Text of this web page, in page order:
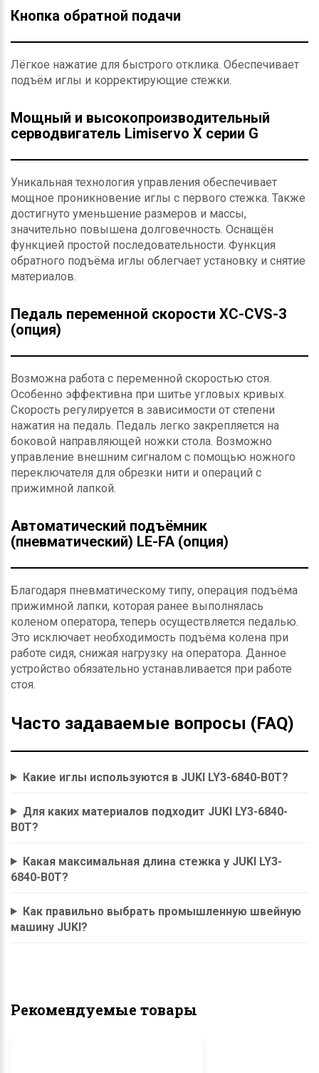
Кнопка обратной подачи
Лёгкое нажатие для быстрого отклика. Обеспечивает
подъём иглы и корректирующие стежки.
Мощный и высокопроизводительный
серводвигатель Limiservo X серии G
Уникальная технология управления обеспечивает
мощное проникновение иглы с первого стежка. Также
достигнуто уменьшение размеров и массы,
значительно повышена долговечность. Оснащён
функцией простой последовательности. Функция
обратного подъёма иглы облегчает установку и снятие
материалов.
Педаль переменной скорости XC-CVS-3
(опция)
Возможна работа с переменной скоростью стоя.
Особенно эффективна при шитье угловых кривых.
Скорость регулируется в зависимости от степени
нажатия на педаль. Педаль легко закрепляется на
боковой направляющей ножки стола. Возможно
управление внешним сигналом с помощью ножного
переключателя для обрезки нити и операций с
прижимной лапкой.
Автоматический подъёмник
(пневматический) LE-FA (опция)
Благодаря пневматическому типу, операция подъёма
прижимной лапки, которая ранее выполнялась
коленом оператора, теперь осуществляется педалью.
Это исключает необходимость подъёма колена при
работе сидя, снижая нагрузку на оператора. Данное
устройство обязательно устанавливается при работе
стоя.
Часто задаваемые вопросы (FAQ)
Какие иглы используются в JUKI LY3-6840-B0T?
Для каких материалов подходит JUKI LY3-6840-
B0T?
Какая максимальная длина стежка у JUKI LY3-
6840-B0T?
Как правильно выбрать промышленную швейную
машину JUKI?
Рекомендуемые товары